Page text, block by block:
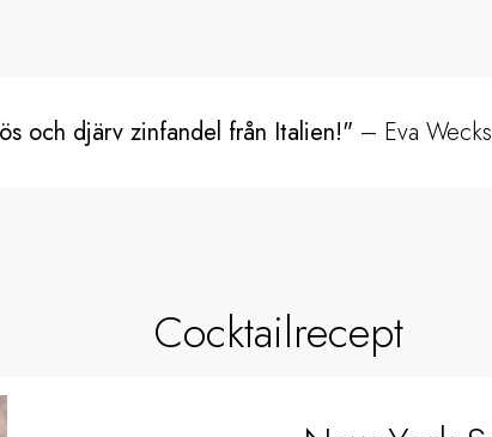
och djärv zinfandel från Italien!" – Eva
Cocktailrecept